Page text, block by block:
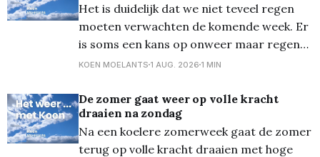
Het is duidelijk dat we niet teveel regen
moeten verwachten de komende week. Er
is soms een kans op onweer maar regen
over meerdere dagen zit er niet in. De
scoren gedurende deze week. Het
weekend geeft temperaturen van om en
bij de 26 graden, wat
KOEN MOELANTS 1 AUG. 2026 1 MIN
De zomer gaat weer op volle kracht
draaien na zondag
Na een koelere zomerweek gaat de zomer
terug op volle kracht draaien met hoge